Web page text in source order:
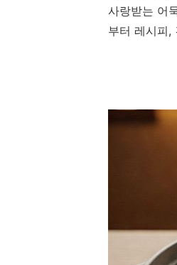
사랑받는 어
부터 레시피,